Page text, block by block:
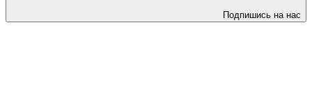
Подпишись на нас